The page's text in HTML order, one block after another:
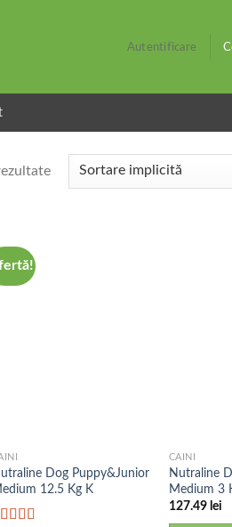
Autentificare
Dog Puppy&Junior
12.5 Kg K
CAINI
Nutraline
Medium 3
127.49 lei